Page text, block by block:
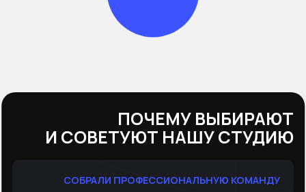
ПОЧЕМУ ВЫБИРАЮТ
И СОВЕТУЮТ НАШУ СТУДИЮ
СОБРАЛИ ПРОФЕССИОНАЛЬНУЮ КОМАНДУ